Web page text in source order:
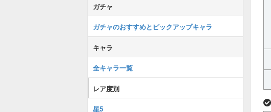
ガチャ
ガチャのおすすめとピックアップキャラ
キャラ
全キャラ一覧
レア度別
星5